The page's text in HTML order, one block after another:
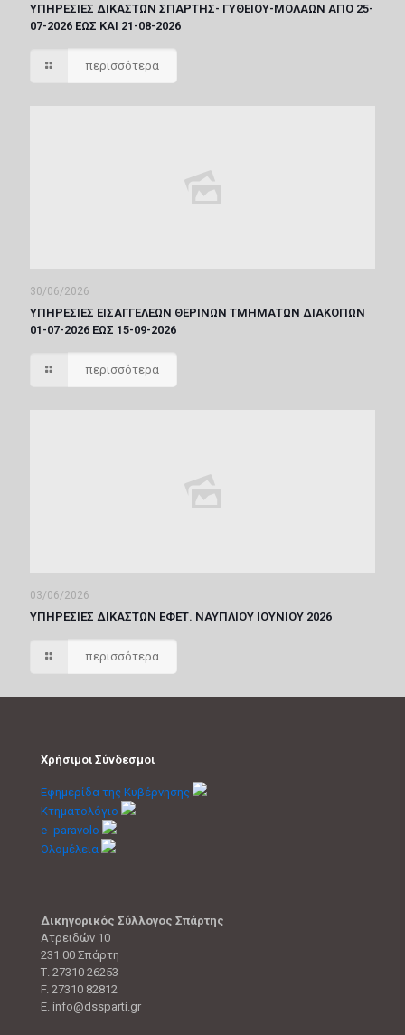
ΥΠΗΡΕΣΙΕΣ ΔΙΚΑΣΤΩΝ ΣΠΑΡΤΗΣ- ΓΥΘΕΙΟΥ-ΜΟΛΑΩΝ ΑΠΟ 25-
07-2026 ΕΩΣ ΚΑΙ 21-08-2026
περισσότερα
30/06/2026
ΥΠΗΡΕΣΙΕΣ ΕΙΣΑΓΓΕΛΕΩΝ ΘΕΡΙΝΩΝ ΤΜΗΜΑΤΩΝ ΔΙΑΚΟΠΩΝ
01-07-2026 ΕΩΣ 15-09-2026
περισσότερα
03/06/2026
ΥΠΗΡΕΣΙΕΣ ΔΙΚΑΣΤΩΝ ΕΦΕΤ. ΝΑΥΠΛΙΟΥ ΙΟΥΝΙΟΥ 2026
περισσότερα
Χρήσιμοι Σύνδεσμοι
Εφημερίδα της Κυβέρνησης
Κτηματολόγιο
e- paravolo
Ολομέλεια
Δικηγορικός Σύλλογος Σπάρτης
Ατρειδών 10
231 00 Σπάρτη
Τ. 27310 26253
F. 27310 82812
E. info@dssparti.gr